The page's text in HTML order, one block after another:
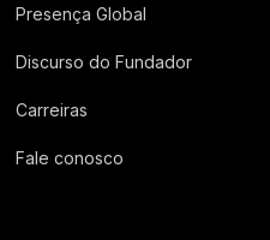
Presença Global
Discurso do Fundador
Carreiras
Fale conosco